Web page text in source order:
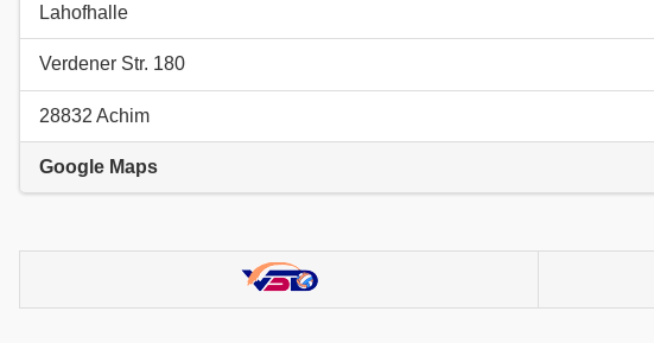
Lahofhalle
Verdener Str. 180
28832 Achim
Google Maps